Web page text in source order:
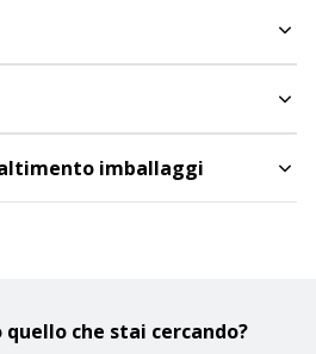
imballaggi
che stai cercando?